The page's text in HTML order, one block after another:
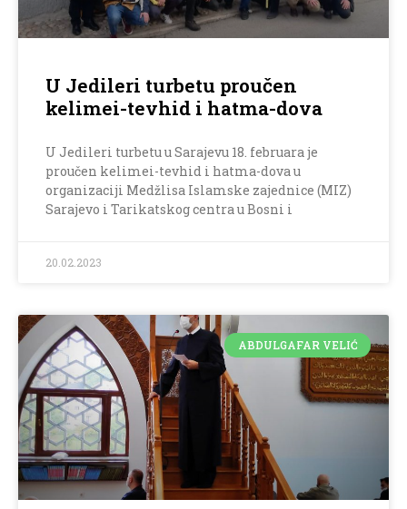
U Jedileri turbetu proučen
kelimei-tevhid i hatma-dova
U Jedileri turbetu u Sarajevu 18. februara je
proučen kelimei-tevhid i hatma-dova u
organizaciji Medžlisa Islamske zajednice (MIZ)
Sarajevo i Tarikatskog centra u Bosni i
20.02.2023
ABDULGAFAR VELIĆ